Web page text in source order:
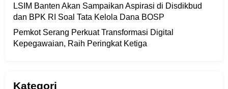
LSIM Banten Akan Sampaikan Aspirasi di Disdikbud
dan BPK RI Soal Tata Kelola Dana BOSP
Pemkot Serang Perkuat Transformasi Digital
Kepegawaian, Raih Peringkat Ketiga
Kategori